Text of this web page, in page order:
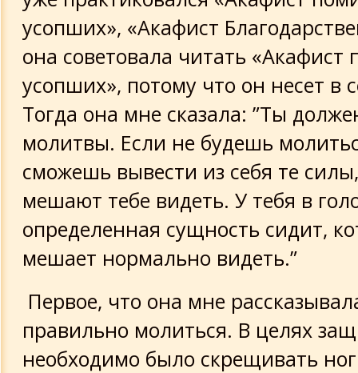
усопших», «Акафист
она советовала читать «Акафист
усопших», потому что он несет в
Тогда она мне сказала: ”Ты
молитвы. Если не будешь
сможешь вывести из себя те
мешают тебе видеть. У тебя в
определенная сущность сидит,
мешает нормально видеть.”
Первое, что она мне
правильно молиться. В целях
необходимо было скрещивать